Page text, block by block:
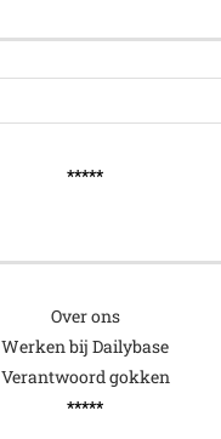
*****
Over ons
Werken bij Dailybase
Verantwoord gokken
*****